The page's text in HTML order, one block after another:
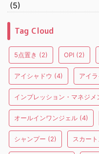
(5)
Tag Cloud
5点置き (2) OPI (2)
アイシャドウ (4) アイ
インプレッション・マネジメ
オールインワンジェル (4)
シャンプー (2) スカー